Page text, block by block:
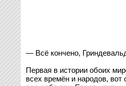
— Всё кончено,
Первая в истории обоих
всех времён и народов,